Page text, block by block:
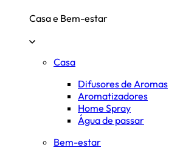
Casa e Bem-estar
Casa
Difusores de Aromas
Aromatizadores
Home Spray
Água de passar
Bem-estar